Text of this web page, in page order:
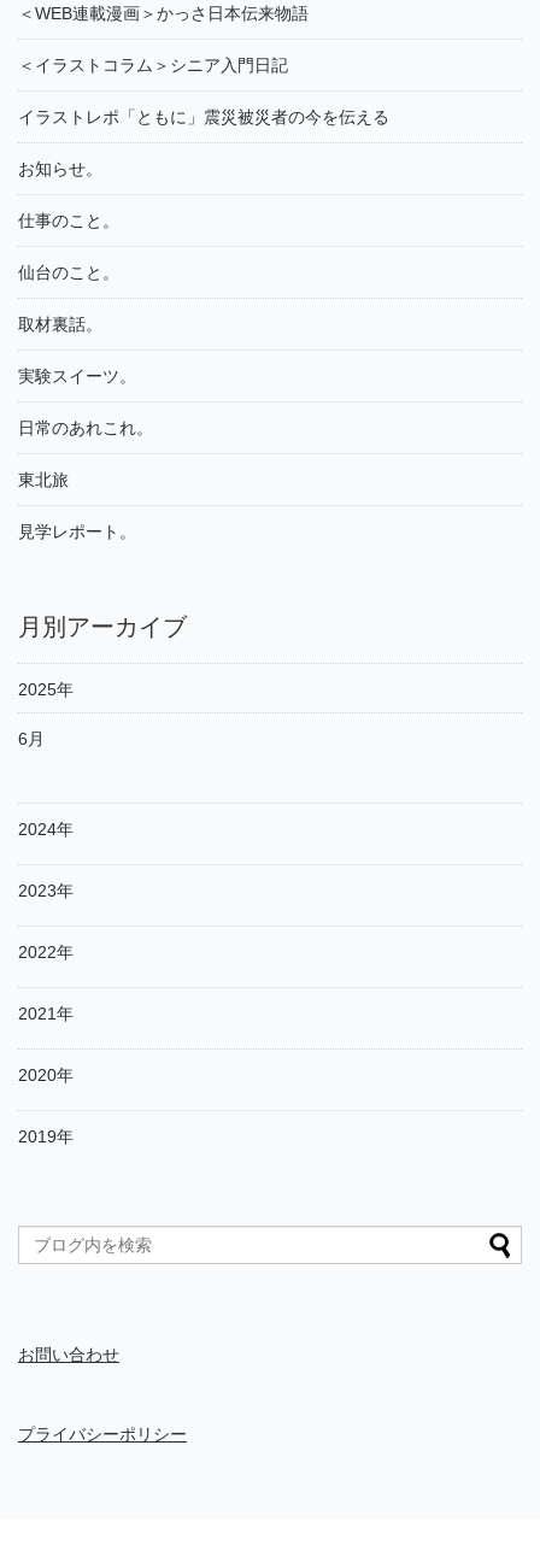
＜WEB連載漫画＞かっさ日本伝来物語
＜イラストコラム＞シニア入門日記
イラストレポ「ともに」震災被災者の今を伝える
お知らせ。
仕事のこと。
仙台のこと。
取材裏話。
実験スイーツ。
日常のあれこれ。
東北旅
見学レポート。
月別アーカイブ
2025年
6月
2024年
2023年
2022年
2021年
2020年
2019年
お問い合わせ
プライバシーポリシー